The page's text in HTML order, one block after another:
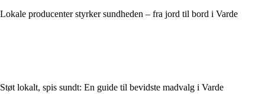
Lokale producenter styrker sundheden – fra jord til bord i Varde
Støt lokalt, spis sundt: En guide til bevidste madvalg i Varde